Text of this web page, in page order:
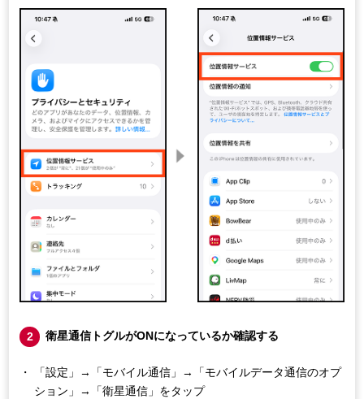
2 衛星通信トグルがONになっているか確認する
「設定」→「モバイル通信」→「モバイルデータ通信のオプ
ション」→「衛星通信」をタップ